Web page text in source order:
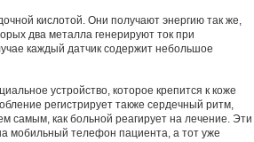
кислотой. Они получают энергию так же,
два металла генерируют ток при
каждый датчик содержит небольшое
устройство, которое крепится к коже
регистрирует также сердечный ритм,
самым, как больной реагирует на лечение. Эти
мобильный телефон пациента, а тот уже